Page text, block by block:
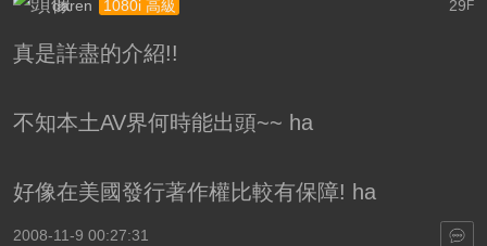
29 F
daren 1080i 高級
真是詳盡的介紹!!
不知本土AV界何時能出頭~~ ha
好像在美國發行著作權比較有保障! ha
2008-11-9 00:27:31